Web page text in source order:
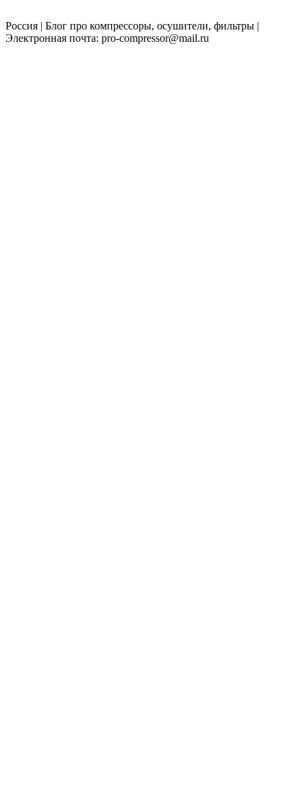
Россия | Блог про компрессоры, осушители, фильтры |
Электронная почта: pro-compressor@mail.ru